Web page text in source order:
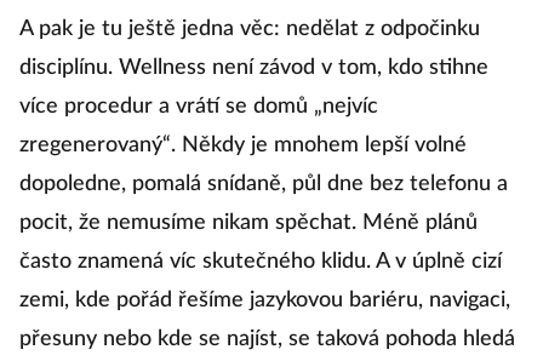
A pak je tu ještě jedna věc: nedělat z odpočinku
disciplínu. Wellness není závod v tom, kdo stihne
více procedur a vrátí se domů „nejvíc
zregenerovaný“. Někdy je mnohem lepší volné
dopoledne, pomalá snídaně, půl dne bez telefonu a
pocit, že nemusíme nikam spěchat. Méně plánů
často znamená víc skutečného klidu. A v úplně cizí
zemi, kde pořád řešíme jazykovou bariéru, navigaci,
přesuny nebo kde se najíst, se taková pohoda hledá